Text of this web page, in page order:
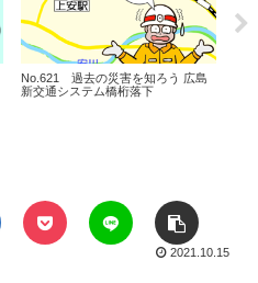
No.621 過去の災害を知ろう 広島
新交通システム橋桁落下
2021.10.15